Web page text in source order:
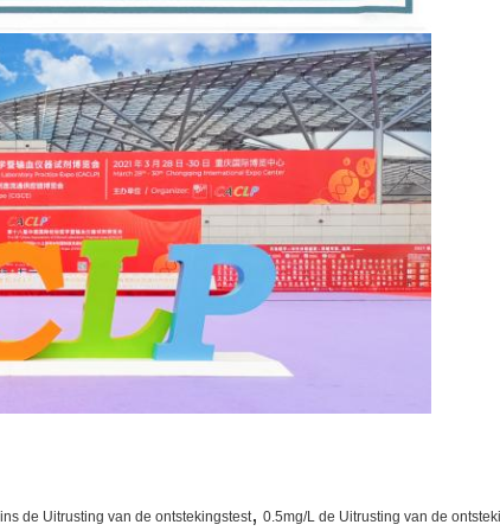
de Uitrusting van de ontstekingstest, 0.5mg/L de Uitrusting van de